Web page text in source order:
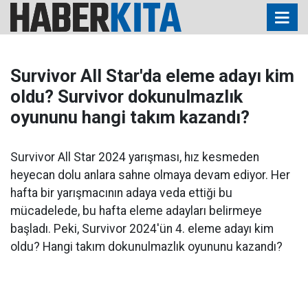
Survivor All Star'da eleme adayı kim
oldu? Survivor dokunulmazlık
oyununu hangi takım kazandı?
Survivor All Star 2024 yarışması, hız kesmeden
heyecan dolu anlara sahne olmaya devam ediyor. Her
hafta bir yarışmacının adaya veda ettiği bu
mücadelede, bu hafta eleme adayları belirmeye
başladı. Peki, Survivor 2024'ün 4. eleme adayı kim
oldu? Hangi takım dokunulmazlık oyununu kazandı?